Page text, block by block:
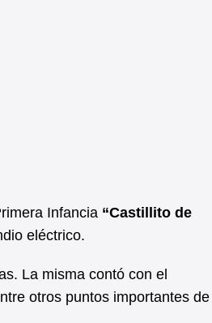
Infancia “Castillito de
eléctrico.
La misma contó con el
otros puntos importantes de